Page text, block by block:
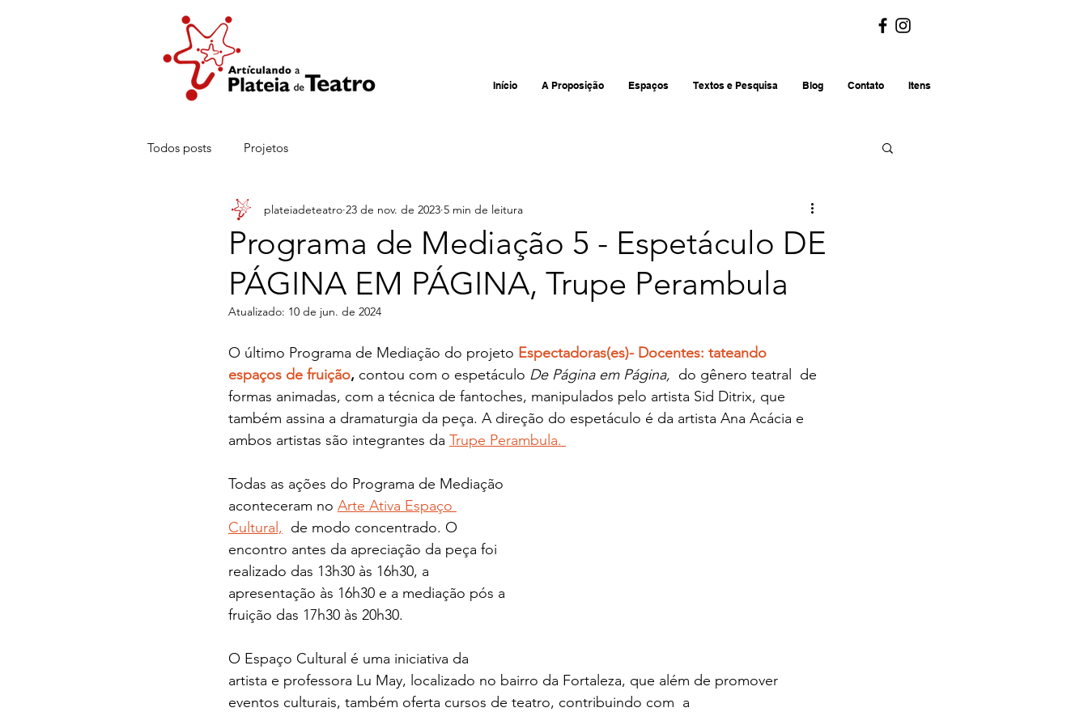
Início A Proposição Espaços Textos e Pesquisa Blog Contato Itens
Todos posts Projetos
Programa de Mediação 5 - Espetáculo DE
PÁGINA EM PÁGINA, Trupe Perambula
plateiadeteatro 23 de nov. de 2023 5 min de leitura
Atualizado: 10 de jun. de 2024
O último Programa de Mediação do projeto Espectadoras(es)- Docentes: tateando
espaços de fruição, contou com o espetáculo De Página em Página, do gênero teatral  de
formas animadas, com a técnica de fantoches, manipulados pelo artista Sid Ditrix, que
também assina a dramaturgia da peça. A direção do espetáculo é da artista Ana Acácia e
ambos artistas são integrantes da Trupe Perambula.
Todas as ações do Programa de Mediação
aconteceram no Arte Ativa Espaço
Cultural,
  de modo concentrado. O
encontro antes da apreciação da peça foi
realizado das 13h30 às 16h30, a
apresentação às 16h30 e a mediação pós a
fruição das 17h30 às 20h30.
O Espaço Cultural é uma iniciativa da
artista e professora Lu May, localizado no bairro da Fortaleza, que além de promover
eventos culturais, também oferta cursos de teatro, contribuindo com  a